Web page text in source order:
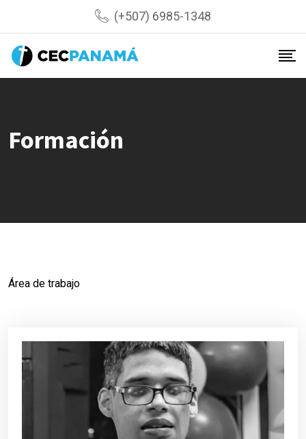
content
(+507) 6985-1348
Formación
Área de trabajo